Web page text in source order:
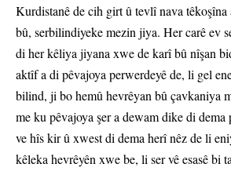
Kurdistanê de cih girt û tevlî nava têkoşîna
bû, serbilindiyeke mezin jiya. Her carê ev
di her kêliya jiyana xwe de karî bû nîşan
aktîf a di pêvajoya perwerdeyê de, li gel
bilind, ji bo hemû hevrêyan bû çavkaniya
me ku pêvajoya şer a dewam dike di dema
ve hîs kir û xwest di dema herî nêz de li
kêleka hevrêyên xwe be, li ser vê esasê bi